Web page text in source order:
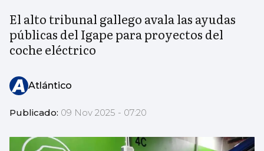
El alto tribunal gallego avala las ayudas
públicas del Igape para proyectos del
coche eléctrico
Atlántico
Publicado: 09 Nov 2025 - 07:20